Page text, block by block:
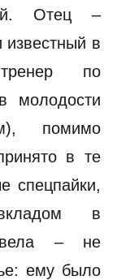
Отец –
в
по
молодости
помимо
в те
спецпайки,
в
– не
ему было